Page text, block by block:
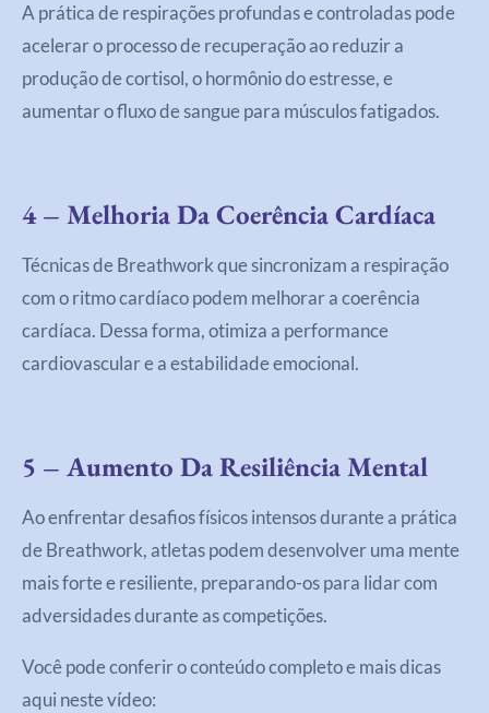
A prática de respirações profundas e controladas pode
acelerar o processo de recuperação ao reduzir a
produção de cortisol, o hormônio do estresse, e
aumentar o fluxo de sangue para músculos fatigados.
4 – Melhoria Da Coerência Cardíaca
Técnicas de Breathwork que sincronizam a respiração
com o ritmo cardíaco podem melhorar a coerência
cardíaca. Dessa forma, otimiza a performance
cardiovascular e a estabilidade emocional.
5 – Aumento Da Resiliência Mental
Ao enfrentar desafios físicos intensos durante a prática
de Breathwork, atletas podem desenvolver uma mente
mais forte e resiliente, preparando-os para lidar com
adversidades durante as competições.
Você pode conferir o conteúdo completo e mais dicas
aqui neste vídeo: